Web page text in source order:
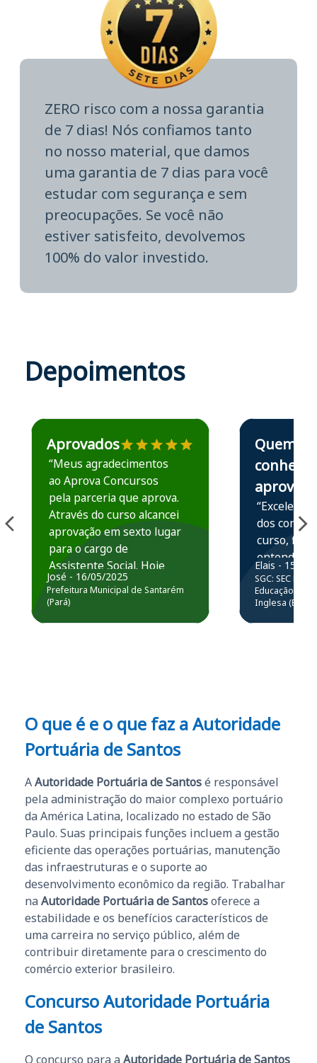
ZERO risco com a nossa garantia
de 7 dias! Nós confiamos tanto
no nosso material, que damos
uma garantia de 7 dias para você
estudar com segurança e sem
preocupações. Se você não
estiver satisfeito, devolvemos
100% do valor investido.
Depoimentos
Estudante José recomenda o Aprova Concursos em
Aprovados
“Meus agradecimentos
ao Aprova Concursos
pela parceria que aprova.
Através do curso alcancei
aprovação em sexto lugar
para o cargo de
Assistente Social. Hoje
estou atuando na
Prefeitura de Santarém.
José - 16/05/2025
Prefeitura Municipal de Santarém
(Pará)
Estudante Elais
Quem
conhece,
aprova
“Excelente
dos
curso,
entender e
prática
resolução
questões.”
Elais - 15/07/
SGC: SEC BA
Educação
Inglesa (Edital
O que é e o que faz a Autoridade
Portuária de Santos
AAutoridade Portuária de Santosé responsável
pela administração do maior complexo portuário
da América Latina, localizado no estado de São
Paulo. Suas principais funções incluem a gestão
eficiente das operações portuárias, manutenção
das infraestruturas e o suporte ao
desenvolvimento econômico da região. Trabalhar
na Autoridade Portuária de Santosoferece a
estabilidade e os benefícios característicos de
uma carreira no serviço público, além de
contribuir diretamente para o crescimento do
comércio exterior brasileiro.
Concurso Autoridade Portuária
de Santos
O concurso para a Autoridade Portuária de Santos